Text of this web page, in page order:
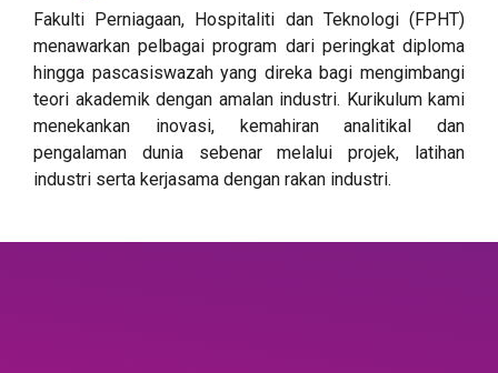
Fakulti Perniagaan, Hospitaliti dan Teknologi (FPHT)
menawarkan pelbagai program dari peringkat diploma
hingga pascasiswazah yang direka bagi mengimbangi
teori akademik dengan amalan industri. Kurikulum kami
menekankan inovasi, kemahiran analitikal dan
pengalaman dunia sebenar melalui projek, latihan
industri serta kerjasama dengan rakan industri.